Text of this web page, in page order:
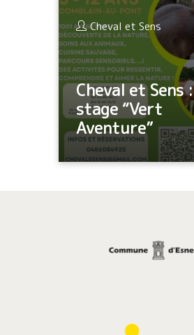
Cheval et Sens
Cheval et Sens :
stage “Vert
Aventure”